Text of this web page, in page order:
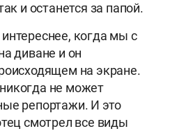
и останется за папой.
когда мы с
диване и он
на экране.
не может
репортажи. И это
смотрел все виды